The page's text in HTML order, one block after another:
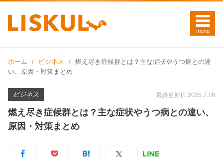
ホーム ビジネス
燃え尽き症候群とは？主な症状やうつ病との違
い、原因・対策まとめ
ビジネス 最終更新日:2025.7.16
燃え尽き症候群とは？主な症状やうつ病との違い、
原因・対策まとめ